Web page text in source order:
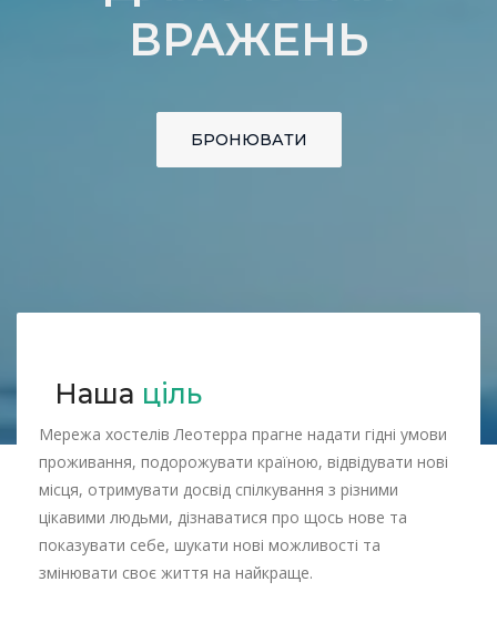
ВРАЖЕНЬ
БРОНЮВАТИ
Наша ціль
Мережа хостелів Леотерра прагне надати гідні умови
проживання, подорожувати країною, відвідувати нові
місця, отримувати досвід спілкування з різними
цікавими людьми, дізнаватися про щось нове та
показувати себе, шукати нові можливості та
змінювати своє життя на найкраще.